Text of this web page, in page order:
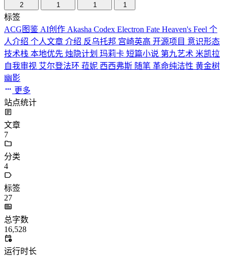
2
1
1
1
标签
ACG图鉴 AI创作 Akasha Codex Electron Fate Heaven's Feel 个
人介绍 个人文章 介绍 反乌托邦 宫崎英高 开源项目 意识形态
技术栈 本地优先 烛隐计划 玛莉卡 短篇小说 第九艺术 米凯拉
自我审视 艾尔登法环 菈妮 西西弗斯 随笔 革命纯洁性 黄金树
幽影
更多
站点统计
文章
7
分类
4
标签
27
总字数
16,528
运行时长